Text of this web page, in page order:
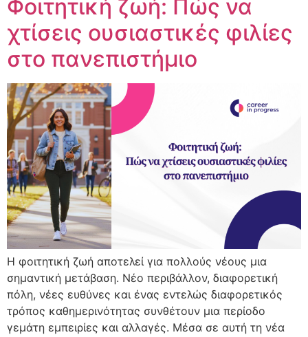
Φοιτητική ζωή: Πώς να
χτίσεις ουσιαστικές φιλίες
στο πανεπιστήμιο
Η φοιτητική ζωή αποτελεί για πολλούς νέους μια
σημαντική μετάβαση. Νέο περιβάλλον, διαφορετική
πόλη, νέες ευθύνες και ένας εντελώς διαφορετικός
τρόπος καθημερινότητας συνθέτουν μια περίοδο
γεμάτη εμπειρίες και αλλαγές. Μέσα σε αυτή τη νέα